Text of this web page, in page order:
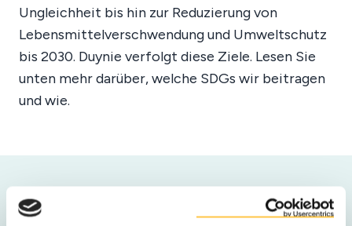
Ungleichheit bis hin zur Reduzierung von
Lebensmittelverschwendung und Umweltschutz
bis 2030. Duynie verfolgt diese Ziele. Lesen Sie
unten mehr darüber, welche SDGs wir beitragen
und wie.
Unser Einfluss auf die SDGs